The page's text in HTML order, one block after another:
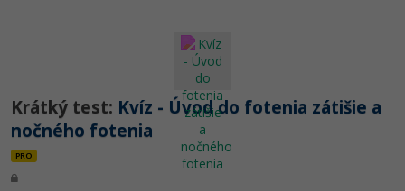
Krátký test: Kvíz - Úvod do fotenia zátišie a
nočného fotenia
PRO